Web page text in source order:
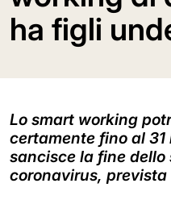
ha figli
Lo smart working
certamente fino al
sancisce la fine
coronavirus,